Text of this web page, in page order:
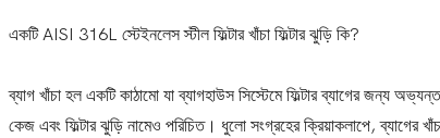
একটি AISI 316L স্টেইনলেস স্টীল ফিল্টার খাঁচা ফিল্টার ঝুড়ি কি?
ব্যাগ খাঁচা হল একটি কাঠামো যা ব্যাগহাউস সিস্টেমে ফিল্টার ব্যাগের জন্য
কেজ এবং ফিল্টার ঝুড়ি নামেও পরিচিত। ধুলো সংগ্রহের ক্রিয়াকলাপে, ব্যাগের